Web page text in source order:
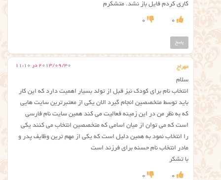
كاري كردم فايل باز نشد. متشكرم
0
0
پاسخ
مهراج 2013/09/30 در 11:10
سلام
انتخاب نام برای کودک نیز قبل از تولد بسیار اهمیت دارد که این کار
باید توسط متخصصین انجام گیرد الان یکی از معتبرترین سایت هایی
که به نظر من در این زمینه فعالیت می کند همین سایت نام فارسی
است که می توان از میان اسامی که متخصصین انتخاب می کنند یکی
را انتخاب نمود به همین دلیل است که یکی از مهم ترین وظایف پدر و
مادر انتخاب نام حسنه برای فرزند است
با تشکر
0
0